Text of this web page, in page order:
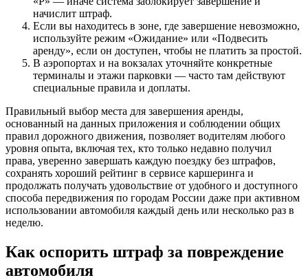
начислит штраф.
Если вы находитесь в зоне, где завершение невозможно,
используйте режим «Ожидание» или «Подвесить
аренду», если он доступен, чтобы не платить за простой.
В аэропортах и на вокзалах уточняйте конкретные
терминалы и этажи парковки — часто там действуют
специальные правила и доплаты.
Правильный выбор места для завершения аренды,
основанный на данных приложения и соблюдении общих
правил дорожного движения, позволяет водителям любого
уровня опыта, включая тех, кто только недавно получил
права, уверенно завершать каждую поездку без штрафов,
сохранять хороший рейтинг в сервисе каршеринга и
продолжать получать удовольствие от удобного и доступного
способа передвижения по городам России даже при активном
использовании автомобиля каждый день или несколько раз в
неделю.
Как оспорить штраф за повреждение
автомобиля